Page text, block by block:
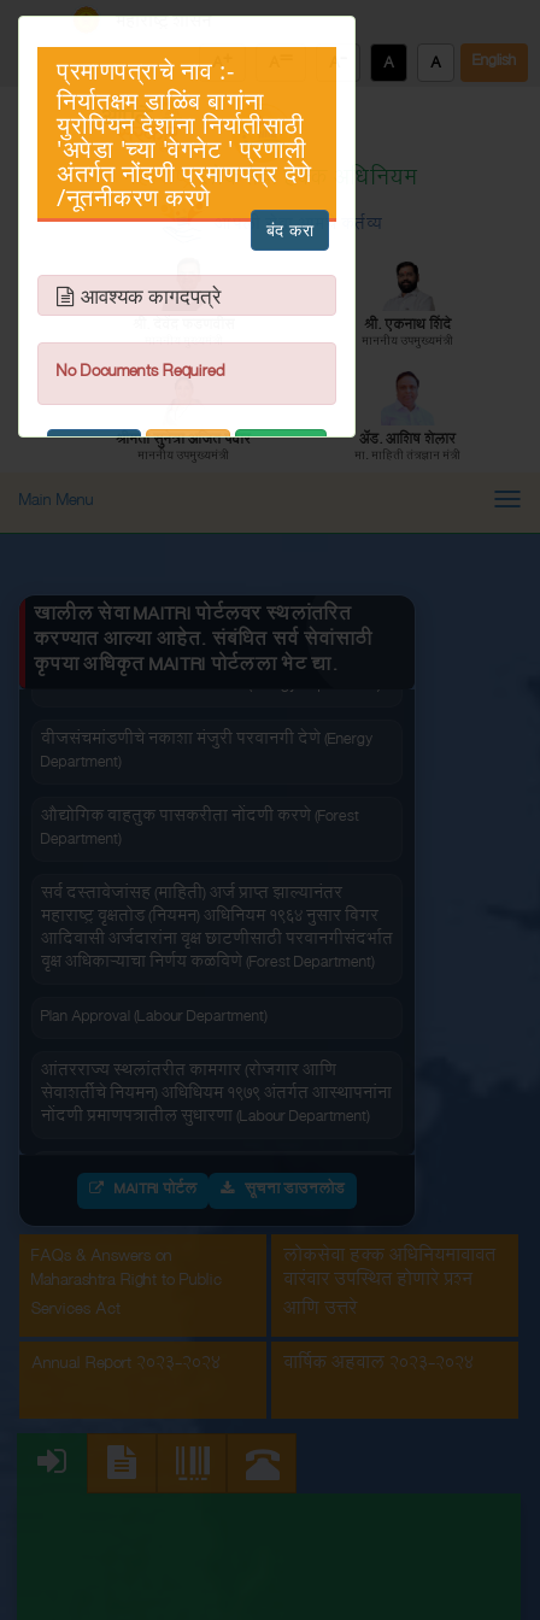
महाराष्ट्र शासन
A+ A A English
महाराष्ट्रलोकसेवा हक्क अधिनियम
आपली सेवा आमचे कर्तव्य
माननीय मुख्यमंत्री
श्री. एकनाथ शिंदे
माननीय उपमुख्यमंत्री
श्रीमती सुनेत्रा अजित पवार
माननीय उपमुख्यमंत्री
ॲड. आशिष शेलार
मा. माहिती तंत्रज्ञान मंत्री
Main Menu
जलद सेवा सेवा आपल्या दारात
सहज पोहोच सोपी शुल्कभरणा
वापरण्यास सोपे वेळेची बचत
खालील सेवा MAITRI पोर्टलवर स्थलांतरित
करण्यात आल्या आहेत. संबंधित सर्व सेवांसाठी
कृपया अधिकृत MAITRI पोर्टलला भेट द्या.
जनित्र संचमांडणीचे नकाशे मंजूरी (Energy Department)
जनित्र संचमांडणीची ऊर्जापित परवानगी (Energy
जनित्र संचमांडणीची नोंदणी. (Energy Department)
वीज संचमांडणीचे निरीक्षण करणे. (Energy Department)
वीजसंचमांडणीचे नकाशा मंजुरी परवानगी देणे (Energy
Department)
औद्योगिक वाहतुक पासकरीता नोंदणी करणे (Forest
Department)
सर्व दस्तावेजांसह (माहिती) अर्ज प्राप्त झाल्यानंतर
महाराष्ट्र वृक्षतोड (नियमन) अधिनियम १९६४ नुसार बिगर
आदिवासी अर्जदारांना वृक्ष छाटणीसाठी परवानगीसंदर्भात
वृक्ष अधिकाऱ्याचा निर्णय कळविणे (Forest Department)
Plan Approval (Labour Department)
आंतरराज्य स्थलांतरीत कामगार (रोजगार आणि
सेवाशर्तीचे नियमन) अधिधियम १९७९ अंतर्गत आस्थापनांना
नोंदणी प्रमाणपत्रातील सुधारणा (Labour Department)
सेवाशर्तीचे नियमन) अधिधियम १९७९ अंतर्गतआस्थापनांना
नोंदणी प्रमाणपत्र (Labour Department)
इमारत आणि इतर बांधकाम मजूर आस्थापनांची नोंदणी
(Labour Department)
कंत्राटी कामगार (नियमन व निर्मुलन) अधिनियम, 1970
अंतर्गत मुख्य मालक नोंदणी प्रमाणपत्रातील सुधारणा
(Labour Department)
कंत्राटी कामगार अनुज्ञप्ती (Labour Department)
कंत्राटी कामगार नूतनीकरण (Labour Department)
MAITRI पोर्टल सूचना डाउनलोड
FAQs & Answers on
Maharashtra Right to Public
Services Act
लोकसेवा हक्क अधिनियमाबाबत
वारंवार उपस्थित होणारे प्रश्न
आणि उत्तरे
Annual Report 2023-2024
वार्षिक अहवाल 2023-2024
प्रमाणपत्राचे नाव :-
निर्यातक्षम डाळिंब बागांना
युरोपियन देशांना निर्यातीसाठी
'अपेडा 'च्या 'वेगनेट ' प्रणाली
अंतर्गत नोंदणी प्रमाणपत्र देणे
/नूतनीकरण करणे
बंद करा
आवश्यक कागदपत्रे
No Documents Required
लागू करा बंद करा प्रत काढा